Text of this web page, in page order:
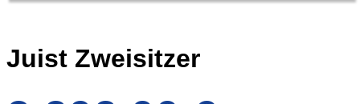
Juist Zweisitzer